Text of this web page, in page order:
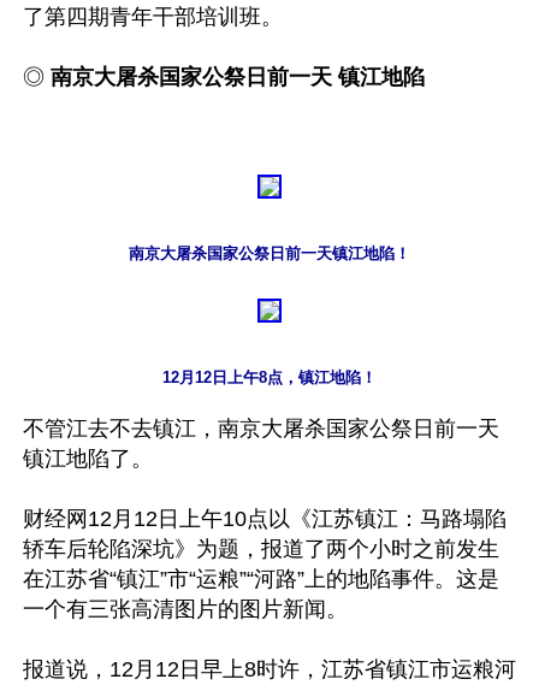
了第四期青年干部培训班。
◎ 南京大屠杀国家公祭日前一天 镇江地陷
南京大屠杀国家公祭日前一天镇江地陷！
12月12日上午8点，镇江地陷！
不管江去不去镇江，南京大屠杀国家公祭日前一天
镇江地陷了。
财经网12月12日上午10点以《江苏镇江：马路塌陷
轿车后轮陷深坑》为题，报道了两个小时之前发生
在江苏省“镇江”市“运粮”“河路”上的地陷事件。这是
一个有三张高清图片的图片新闻。
报道说，12月12日早上8时许，江苏省镇江市运粮河